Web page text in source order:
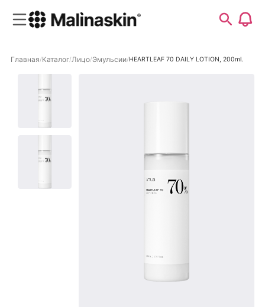
Главная Каталог Лицо Эмульсии HEARTLEAF 70 DAILY LOTION, 200ml.